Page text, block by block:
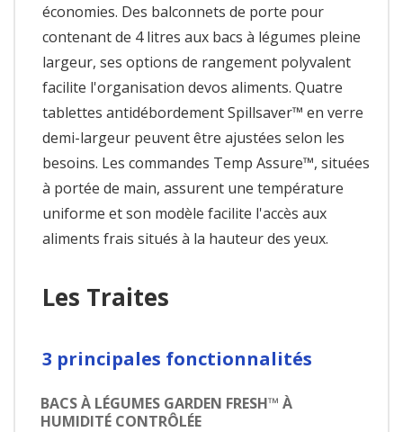
économies. Des balconnets de porte pour
contenant de 4 litres aux bacs à légumes pleine
largeur, ses options de rangement polyvalent
facilite l'organisation devos aliments. Quatre
tablettes antidébordement Spillsaver™ en verre
demi-largeur peuvent être ajustées selon les
besoins. Les commandes Temp Assure™, situées
à portée de main, assurent une température
uniforme et son modèle facilite l'accès aux
aliments frais situés à la hauteur des yeux.
Les Traites
3 principales fonctionnalités
BACS À LÉGUMES GARDEN FRESH™ À
HUMIDITÉ CONTRÔLÉE